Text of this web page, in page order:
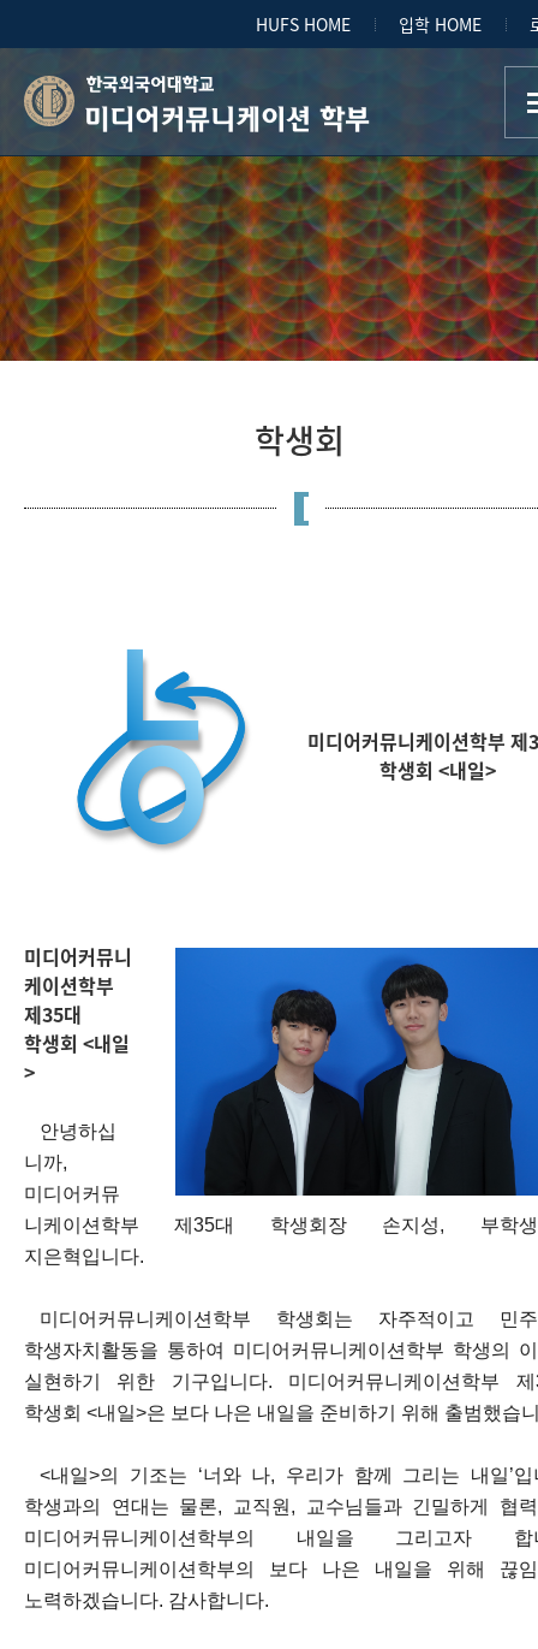
HUFS HOME 입학 HOME
미디어커뮤니케이션 학부
학생회
미디어커뮤니케이션학부 제
학생회 <내일>
미디어커뮤니
케이션학부
제35대
학생회 <내일
>
안녕하십
니까,
미디어커뮤
니케이션학부 제35대 학생회장 손지성, 부학생
지은혁입니다.
미디어커뮤니케이션학부 학생회는 자주적이고 민주
학생자치활동을 통하여 미디어커뮤니케이션학부 학생의
실현하기 위한 기구입니다. 미디어커뮤니케이션학부 제
학생회 <내일>은 보다 나은 내일을 준비하기 위해 출범했습
<내일>의 기조는 ‘너와 나, 우리가 함께 그리는 내일’입
학생과의 연대는 물론, 교직원, 교수님들과 긴밀하게 협
미디어커뮤니케이션학부의 내일을 그리고자 합
미디어커뮤니케이션학부의 보다 나은 내일을 위해 끊
노력하겠습니다. 감사합니다.